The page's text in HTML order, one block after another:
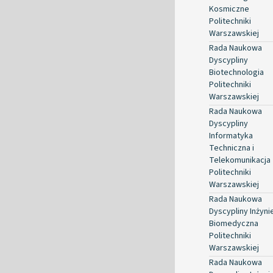
Kosmiczne
Politechniki
Warszawskiej
Rada Naukowa
Dyscypliny
Biotechnologia
Politechniki
Warszawskiej
Rada Naukowa
Dyscypliny
Informatyka
Techniczna i
Telekomunikacja
Politechniki
Warszawskiej
Rada Naukowa
Dyscypliny
Biomedyczna
Politechniki
Warszawskiej
Rada Naukowa